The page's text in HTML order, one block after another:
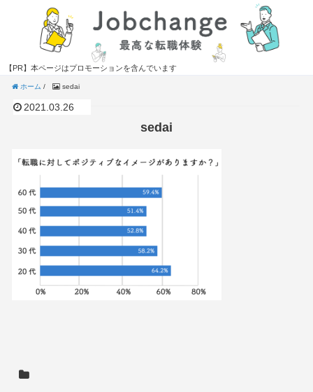
【PR】本ページはプロモーションを含んでいます
ホーム / sedai
2021.03.26
sedai